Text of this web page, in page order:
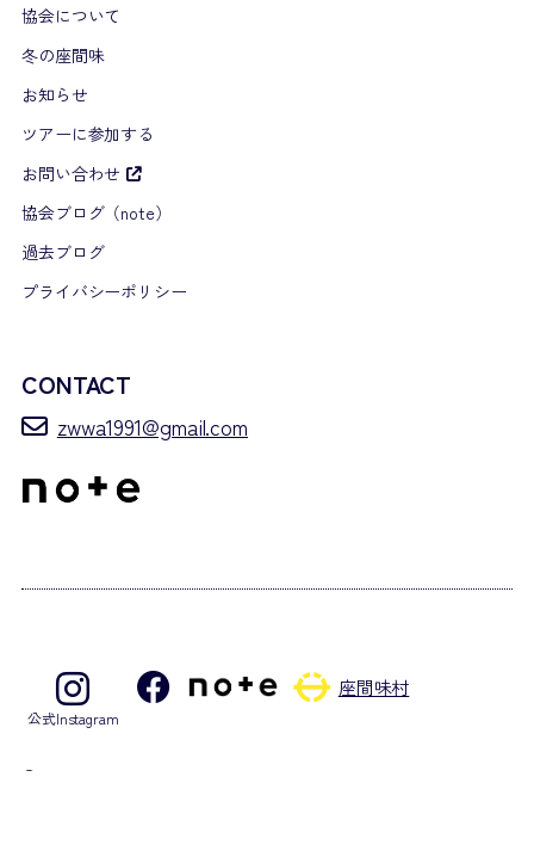
協会について
冬の座間味
お知らせ
ツアーに参加する
お問い合わせ
協会ブログ（note）
過去ブログ
プライバシーポリシー
CONTACT
zwwa1991@gmail.com
公式Instagram
座間味村
©2026 Zamami Village Whale Watching Association. – All rights